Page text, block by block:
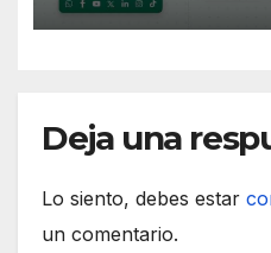
Deja una
Lo siento, debes estar
un comentario.